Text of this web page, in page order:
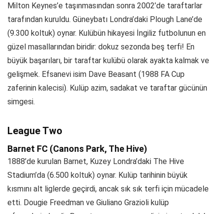
Milton Keynes’e taşınmasından sonra 2002’de taraftarlar
tarafından kuruldu. Güneybatı Londra’daki Plough Lane’de
(9.300 koltuk) oynar. Kulübün hikayesi İngiliz futbolunun en
güzel masallarından biridir: dokuz sezonda beş terfi! En
büyük başarıları, bir taraftar kulübü olarak ayakta kalmak ve
gelişmek. Efsanevi isim Dave Beasant (1988 FA Cup
zaferinin kalecisi). Kulüp azim, sadakat ve taraftar gücünün
simgesi.
League Two
Barnet FC (Canons Park, The Hive)
1888’de kurulan Barnet, Kuzey Londra’daki The Hive
Stadium’da (6.500 koltuk) oynar. Kulüp tarihinin büyük
kısmını alt liglerde geçirdi, ancak sık sık terfi için mücadele
etti. Dougie Freedman ve Giuliano Grazioli kulüp